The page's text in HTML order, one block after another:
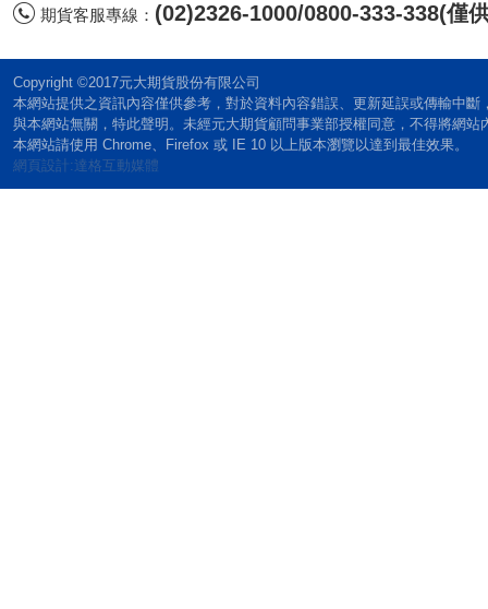
期貨客服專線： (02)2326-1000/0800-333-338(僅
Copyright ©2017元大期貨股份有限公司
本網站提供之資訊內容僅供參考，對於資料內容錯誤、更新延誤或傳輸中
與本網站無關，特此聲明。未經元大期貨顧問事業部授權同意，不得將網站
本網站請使用 Chrome、Firefox 或 IE 10 以上版本瀏覽以達到最佳效果。
網頁設計:達格互動媒體